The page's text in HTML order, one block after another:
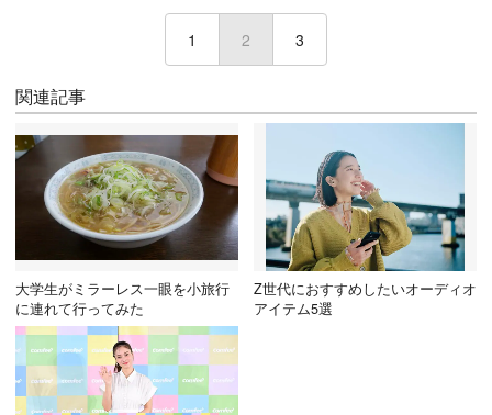
1 2 (current)
3
関連記事
大学生がミラーレス一眼を小旅行
に連れて行ってみた
Z世代におすすめしたいオーディオ
アイテム5選